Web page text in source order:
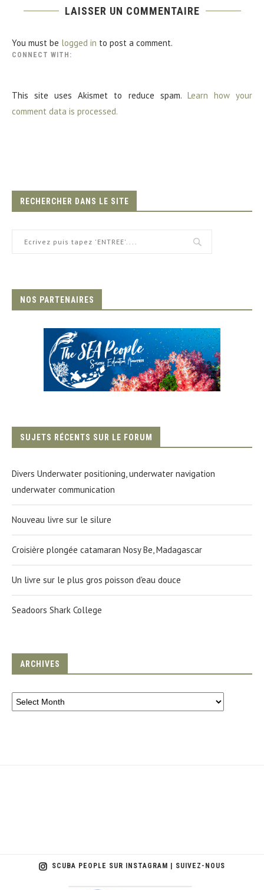
LAISSER UN COMMENTAIRE
You must be logged in to post a comment.
CONNECT WITH:
This site uses Akismet to reduce spam. Learn how your
comment data is processed.
RECHERCHER DANS LE SITE
NOS PARTENAIRES
SUJETS RÉCENTS SUR LE FORUM
Divers Underwater positioning, underwater navigation
underwater communication
Nouveau livre sur le silure
Croisière plongée catamaran Nosy Be, Madagascar
Un livre sur le plus gros poisson d'eau douce
Seadoors Shark College
ARCHIVES
SCUBA PEOPLE SUR INSTAGRAM | SUIVEZ-NOUS